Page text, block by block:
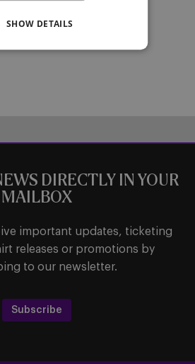
besluiten dat ik die
(lacht).
DIRECTLY IN YOUR
MAILBOX
important updates, ticketing
releases or promotions by
to our newsletter.
Subscribe
SHOW DETAILS